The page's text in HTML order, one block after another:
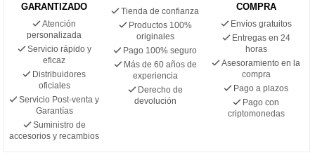
GARANTIZADO
Atención
personalizada
Servicio rápido y
eficaz
Distribuidores
oficiales
Servicio Post-venta y
Garantías
Suministro de
accesorios y recambios
Tienda de confianza
Productos 100%
originales
Pago 100% seguro
Más de 60 años de
experiencia
Derecho de
devolución
COMPRA
Envíos gratuitos
Entregas en 24
horas
Asesoramiento en la
compra
Pago a plazos
Pago con
criptomonedas